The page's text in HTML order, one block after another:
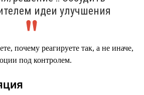
идеи улучшения
почему реагируете так, а не иначе,
под контролем.